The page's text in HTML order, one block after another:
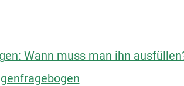
Wann muss man ihn